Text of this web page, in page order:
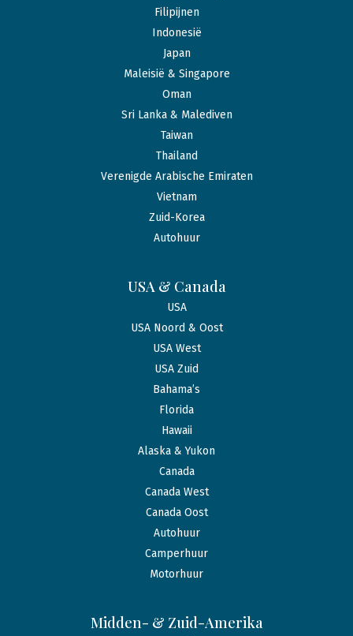
Filipijnen
Indonesië
Japan
Maleisië & Singapore
Oman
Sri Lanka & Malediven
Taiwan
Thailand
Verenigde Arabische Emiraten
Vietnam
Zuid-Korea
Autohuur
USA & Canada
USA
USA Noord & Oost
USA West
USA Zuid
Bahama’s
Florida
Hawaii
Alaska & Yukon
Canada
Canada West
Canada Oost
Autohuur
Camperhuur
Motorhuur
Midden- & Zuid-Amerika